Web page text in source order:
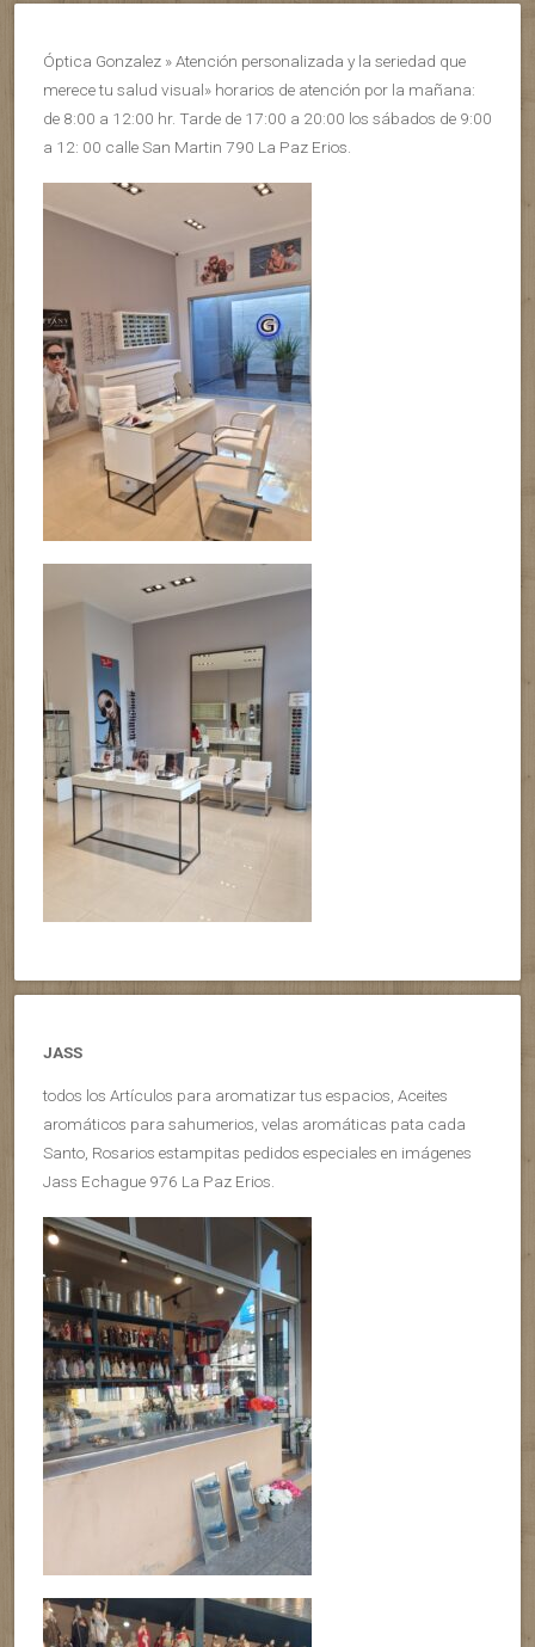
Óptica Gonzalez » Atención personalizada y la seriedad que
merece tu salud visual» horarios de atención por la mañana:
de 8:00 a 12:00 hr. Tarde de 17:00 a 20:00 los sábados de 9:00
a 12: 00 calle San Martin 790 La Paz Erios.
JASS
todos los Artículos para aromatizar tus espacios, Aceites
aromáticos para sahumerios, velas aromáticas pata cada
Santo, Rosarios estampitas pedidos especiales en imágenes
Jass Echague 976 La Paz Erios.